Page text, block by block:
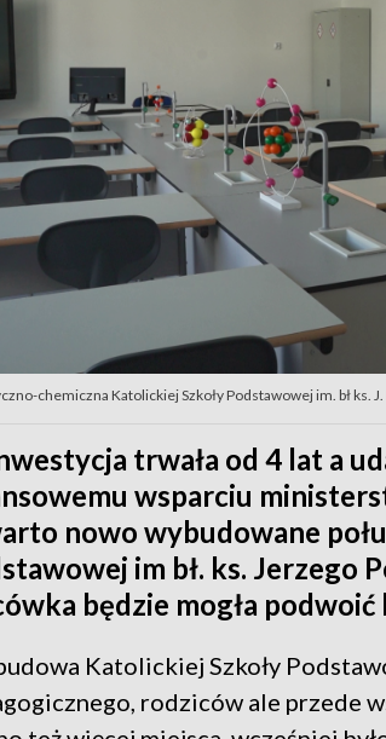
chemiczna Katolickiej Szkoły Podstawowej im. bł ks.
trwała od 4 lat a
wsparciu
nowo wybudowane
im bł. ks. Jerzego
będzie mogła podwoić
Katolickiej Szkoły
rodziców ale przede